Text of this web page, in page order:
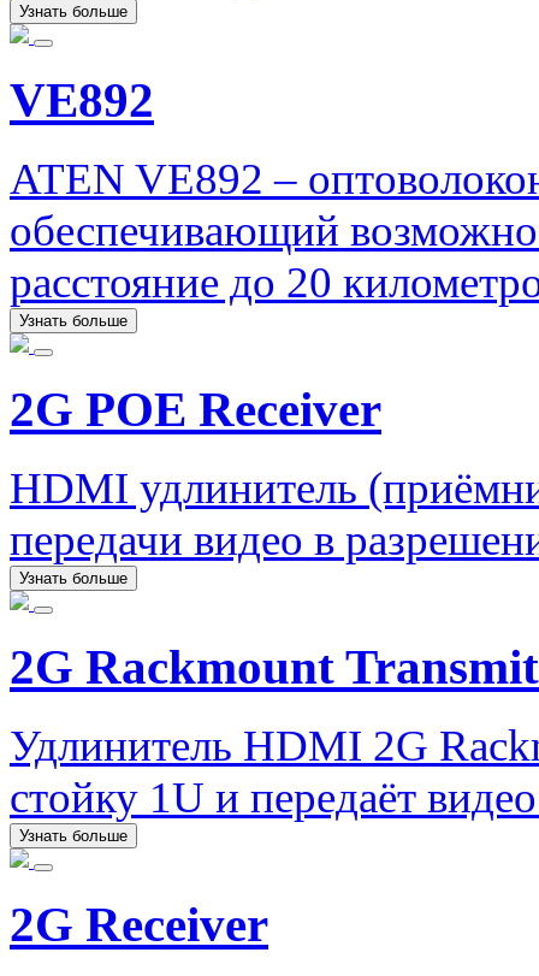
Узнать больше
VE892
ATEN VE892 –
обеспечивающий
расстояние до 20
Узнать больше
2G POE Receiver
HDMI удлинитель
передачи видео в
Узнать больше
2G Rackmount
Удлинитель HDMI 2G
стойку 1U и передаёт
Узнать больше
2G Receiver